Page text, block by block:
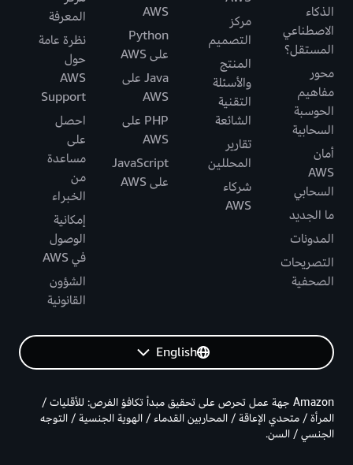
الذكاء
الاصطناعي
المستقل؟
محور
مفاهيم
الحوسبة
السحابية
أمان
AWS
السحابي
ما الجديد
المدونات
التصريحات
الصحفية
مركز
التصميم
المنتج
والأسئلة
التقنية
الشائعة
تقارير
المحللين
شركاء
AWS
AWS
Python
على AWS
Java على
AWS
PHP على
AWS
JavaScript
على AWS
المعرفة
نظرة عامة
حول
AWS
Support
احصل
على
مساعدة
من
الخبراء
إمكانية
الوصول
في AWS
الشؤون
القانونية
English
Amazon جهة عمل تحرص على تحقيق مبدأ تكافؤ الفرص: للأقليات /
المرأة / متحدي الإعاقة / المحاربين القدماء / الهوية الجنسية / التوجه
الجنسي / السن.